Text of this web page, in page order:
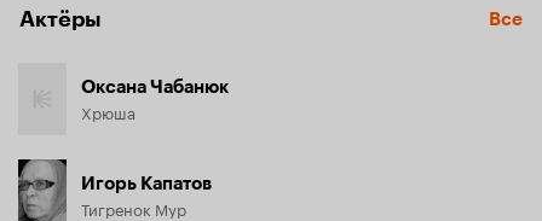
Актёры Все
Оксана Чабанюк
Хрюша
Игорь Капатов
Тигренок Мур